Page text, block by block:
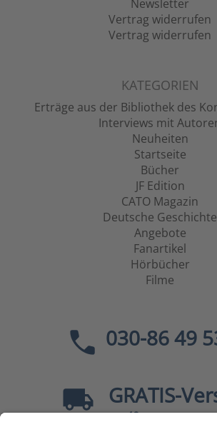
Newsletter
Vertrag widerrufen
Vertrag widerrufen
KATEGORIEN
Erträge aus der Bibliothek des
Interviews mit
Neuheiten
Startseite
Bücher
JF Edition
CATO Magazin
Deutsche Geschichte
Angebote
Fanartikel
Hörbücher
Filme
030-86 49
GRATIS-
40